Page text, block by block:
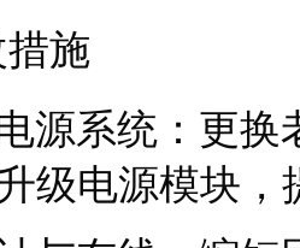
施
源系统：更
升级电源模块